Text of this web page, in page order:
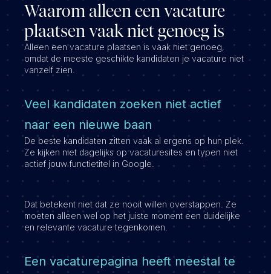
Waarom alleen een vacature
plaatsen vaak niet genoeg is
Alleen een vacature plaatsen is vaak niet genoeg,
omdat de meeste geschikte kandidaten je vacature niet
vanzelf zien.
Veel kandidaten zoeken niet actief
naar een nieuwe baan
De beste kandidaten zitten vaak al ergens op hun plek.
Ze kijken niet dagelijks op vacaturesites en typen niet
actief jouw functietitel in Google.
Dat betekent niet dat ze nooit willen overstappen. Ze
moeten alleen wel op het juiste moment een duidelijke
en relevante vacature tegenkomen.
Een vacaturepagina heeft meestal te